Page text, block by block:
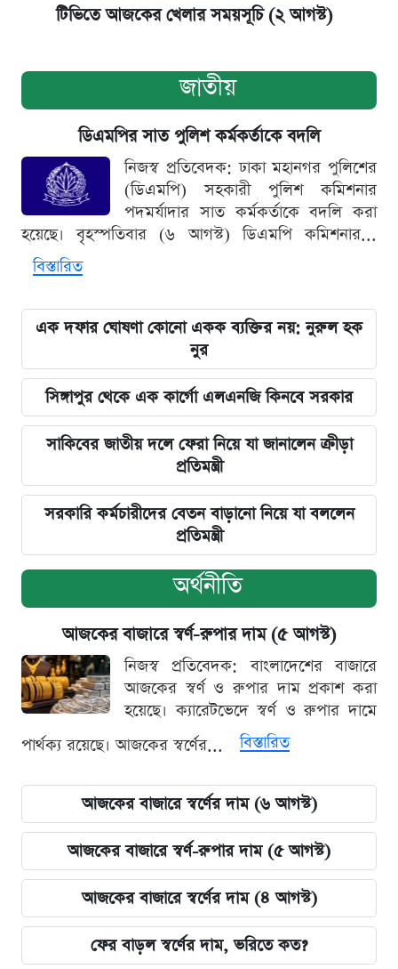
টিভিতে আজকের খেলার সময়সূচি (২ আগস্ট)
জাতীয়
ডিএমপির সাত পুলিশ কর্মকর্তাকে বদলি
নিজস্ব প্রতিবেদক: ঢাকা মহানগর পুলিশের
(ডিএমপি) সহকারী পুলিশ কমিশনার
পদমর্যাদার সাত কর্মকর্তাকে বদলি করা
হয়েছে। বৃহস্পতিবার (৬ আগস্ট) ডিএমপি কমিশনার...
বিস্তারিত
এক দফার ঘোষণা কোনো একক ব্যক্তির নয়: নুরুল হক
নুর
সিঙ্গাপুর থেকে এক কার্গো এলএনজি কিনবে সরকার
সাকিবের জাতীয় দলে ফেরা নিয়ে যা জানালেন ক্রীড়া
প্রতিমন্ত্রী
সরকারি কর্মচারীদের বেতন বাড়ানো নিয়ে যা বললেন
প্রতিমন্ত্রী
অর্থনীতি
আজকের বাজারে স্বর্ণ-রুপার দাম (৫ আগস্ট)
নিজস্ব প্রতিবেদক: বাংলাদেশের বাজারে
আজকের স্বর্ণ ও রুপার দাম প্রকাশ করা
হয়েছে। ক্যারেটভেদে স্বর্ণ ও রুপার দামে
পার্থক্য রয়েছে। আজকের স্বর্ণের...
বিস্তারিত
আজকের বাজারে স্বর্ণের দাম (৬ আগস্ট)
আজকের বাজারে স্বর্ণ-রুপার দাম (৫ আগস্ট)
আজকের বাজারে স্বর্ণের দাম (৪ আগস্ট)
ফের বাড়ল স্বর্ণের দাম, ভরিতে কত?